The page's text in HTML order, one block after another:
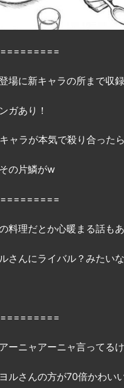
場に新キャラの所まで収録
ガあり！
ャラが本気で殺り合った
の片鱗がw
料理だとか心暖まる話もあ
さんにライバル？みたい
ーニャアーニャ言ってる
ルさんの方が70倍かわい